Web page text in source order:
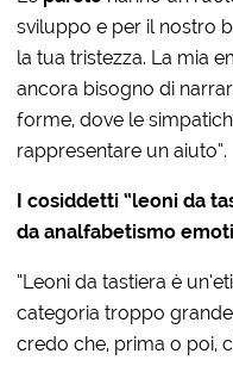
sviluppo e per il nostro
la tua tristezza. La mia
ancora bisogno di
forme, dove le
rappresentare un aiuto”.
I cosiddetti “leoni da
da analfabetismo
“Leoni da tastiera è
categoria troppo
credo che, prima o poi,